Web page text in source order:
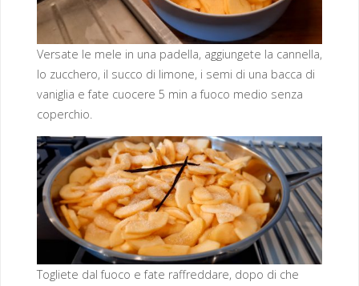
Versate le mele in una padella, aggiungete la cannella,
lo zucchero, il succo di limone, i semi di una bacca di
vaniglia e fate cuocere 5 min a fuoco medio senza
coperchio.
Togliete dal fuoco e fate raffreddare, dopo di che